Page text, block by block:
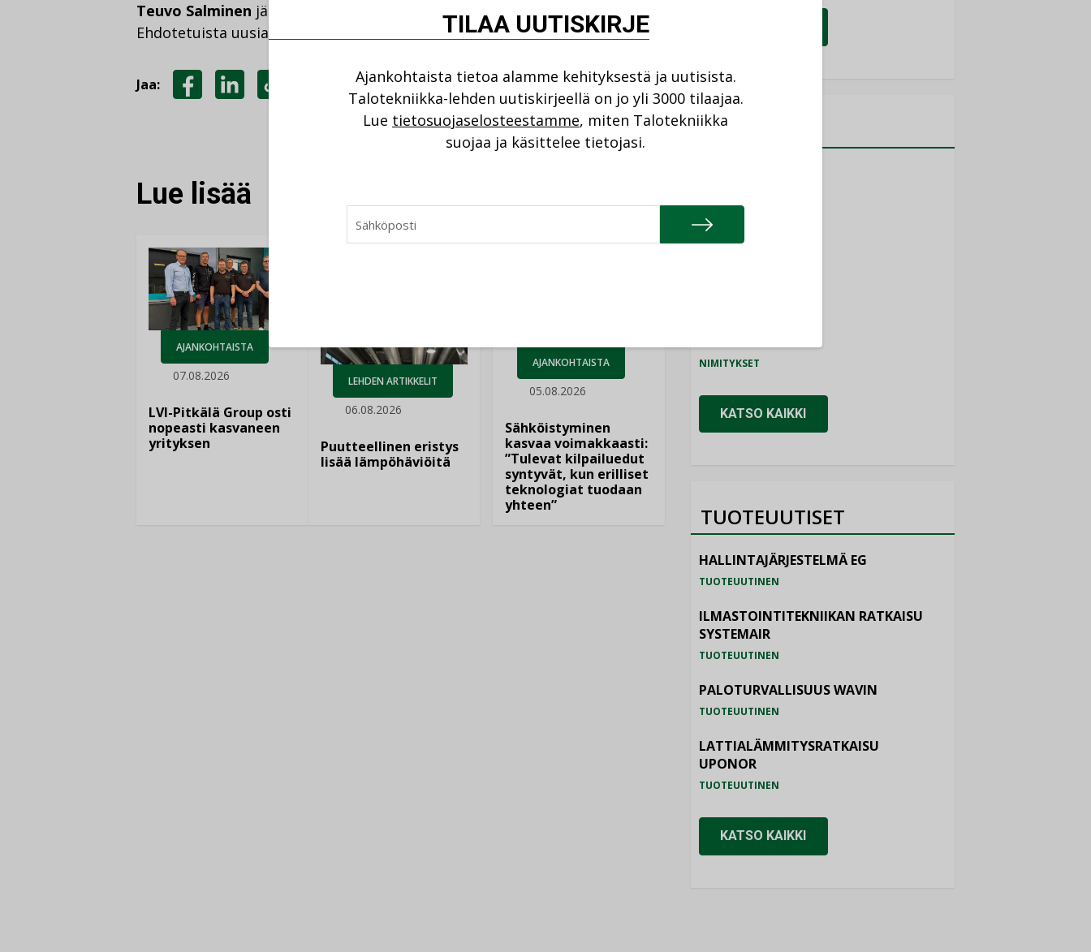
Teuvo Salminen jää ehdotuksen mukaan pois YIT:n hallituksesta.
Ehdotetuista uusia ovat
Satu HuberjaLauri Ratia.
Jaa:
Lue lisää
AJANKOHTAISTA
07.08.2026
LVI-Pitkälä Group osti
nopeasti kasvaneen
yrityksen
LEHDEN ARTIKKELIT
06.08.2026
Puutteellinen eristys
lisää lämpöhäviöitä
AJANKOHTAISTA
05.08.2026
Sähköistyminen
kasvaa voimakkaasti:
”Tulevat kilpailuedut
syntyvät, kun erilliset
teknologiat tuodaan
yhteen”
NIMITYKSET
Refair
NIMITYKSET
KATSO KAIKKI
TUOTEUUTISET
HALLINTAJÄRJESTELMÄ EG
TUOTEUUTINEN
ILMASTOINTITEKNIIKAN RATKAISU
SYSTEMAIR
TUOTEUUTINEN
PALOTURVALLISUUS WAVIN
TUOTEUUTINEN
LATTIALÄMMITYSRATKAISU
UPONOR
TUOTEUUTINEN
KATSO KAIKKI
TILAA UUTISKIRJE
Ajankohtaista tietoa alamme kehityksestä ja uutisista.
Talotekniikka-lehden uutiskirjeellä on jo yli 3000 tilaajaa.
Lue tietosuojaselosteestamme, miten Talotekniikka
suojaa ja käsittelee tietojasi.